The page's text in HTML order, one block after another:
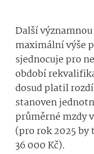
Další
maximální výše
sjednocuje pro
období
dosud platil
stanoven
průměrné mzdy
(pro rok 2025
36 000 Kč).